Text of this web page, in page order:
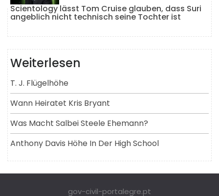
Scientology lässt Tom Cruise glauben, dass Suri
angeblich nicht technisch seine Tochter ist
Weiterlesen
T. J. Flügelhöhe
Wann Heiratet Kris Bryant
Was Macht Salbei Steele Ehemann?
Anthony Davis Höhe In Der High School
gov-civil-portalegre.pt